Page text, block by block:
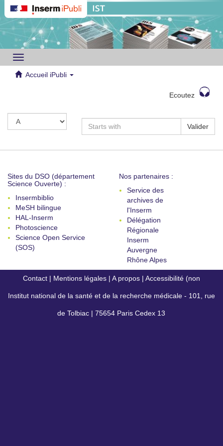
Toggle
navigation
Accueil iPubli
Ecoutez
Valider
Sites du DSO (département
Science Ouverte) :
Insermbiblio
MeSH bilingue
HAL-Inserm
Photoscience
Science Open Service
(SOS)
Nos partenaires :
Service des
archives de
l'Inserm
Délégation
Régionale
Inserm
Auvergne
Rhône Alpes
Contact | Mentions légales | A propos | Accessibilité (non
conforme)
Institut national de la santé et de la recherche médicale - 101, rue
de Tolbiac | 75654 Paris Cedex 13